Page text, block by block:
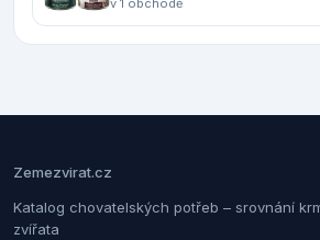
v 1 obchodě
Zemezvirat.cz
Katalog chovatelských potřeb – srovnání
zvířata